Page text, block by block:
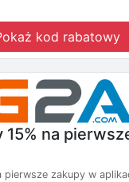
kod rabatowy
15% na
pierwsze zakupy w